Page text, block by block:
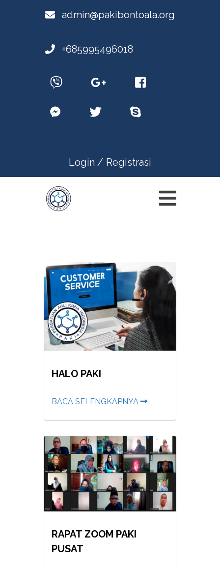
admin@pakibontoala.org
+685995496018
Login / Registrasi
HALO PAKI
BACA SELENGKAPNYA
RAPAT ZOOM PAKI
PUSAT